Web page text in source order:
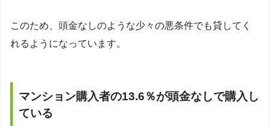
このため、頭金なしのような少々の悪条件でも貸してく
れるようになっています。
マンション購入者の13.6％が頭金なしで購入し
ている